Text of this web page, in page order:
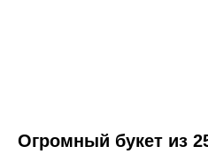
Огромный букет из